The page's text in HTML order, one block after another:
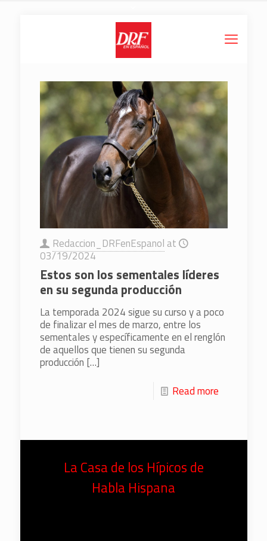
Redaccion_DRFenEspanol at
03/19/2024
Estos son los sementales líderes
en su segunda producción
La temporada 2024 sigue su curso y a poco
de finalizar el mes de marzo, entre los
sementales y específicamente en el renglón
de aquellos que tienen su segunda
producción […]
Read more
La Casa de los Hípicos de
Habla Hispana